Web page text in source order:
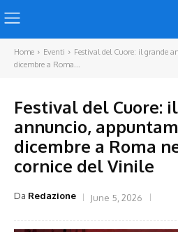
Home Eventi
Festival del Cuore: il grande
dicembre a Roma...
Festival del Cuore:
annuncio,
dicembre a Roma
cornice del Vinile
Da Redazione June 5, 2026